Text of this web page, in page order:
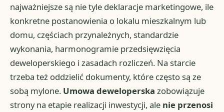
najważniejsze są nie tyle deklaracje marketingowe, ile
konkretne postanowienia o lokalu mieszkalnym lub
domu, częściach przynależnych, standardzie
wykonania, harmonogramie przedsięwzięcia
deweloperskiego i zasadach rozliczeń. Na starcie
trzeba też oddzielić dokumenty, które często są ze
sobą mylone. Umowa deweloperska zobowiązuje
strony na etapie realizacji inwestycji, ale nie przenosi